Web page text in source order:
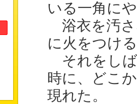
いる一角に
浴衣を汚さ
に火をつけ
それをしば
時に、どこ
現れた。